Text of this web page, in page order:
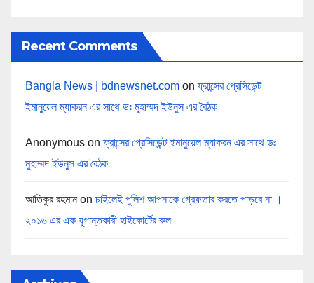
Recent Comments
Bangla News | bdnewsnet.com onফ্রান্সের প্রেসিডেন্ট
ইমানুয়েল ম্যাকরন এর সাথে ডঃ মুহাম্মদ ইউনুস এর বৈঠক
Anonymous onফ্রান্সের প্রেসিডেন্ট ইমানুয়েল ম্যাকরন এর সাথে ডঃ
মুহাম্মদ ইউনুস এর বৈঠক
আতিকুর রহমান on চাইলেই পুলিশ আপনাকে গ্রেফতার করতে পাড়বে না ।
২০১৬ এর এক যুগান্তকারী হাইকোর্টের রুল